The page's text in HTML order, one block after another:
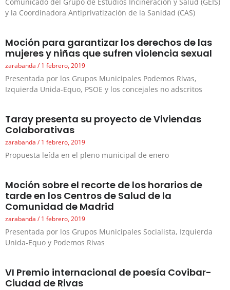
y la Coordinadora Antiprivatización de la Sanidad (CAS)
Moción para garantizar los derechos de las
mujeres y niñas que sufren violencia sexual
zarabanda 1 febrero, 2019
Presentada por los Grupos Municipales Podemos Rivas,
Izquierda Unida-Equo, PSOE y los concejales no adscritos
Taray presenta su proyecto de Viviendas
Colaborativas
zarabanda 1 febrero, 2019
Propuesta leída en el pleno municipal de enero
Moción sobre el recorte de los horarios de
tarde en los Centros de Salud de la
Comunidad de Madrid
zarabanda 1 febrero, 2019
Presentada por los Grupos Municipales Socialista, Izquierda
Unida-Equo y Podemos Rivas
VI Premio internacional de poesía Covibar-
Ciudad de Rivas